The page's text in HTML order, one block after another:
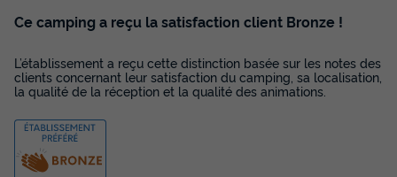
297 €
Voir les disponibilités
Ce camping a reçu la satisfaction client Bronze !
L’établissement a reçu cette distinction basée sur les notes des
clients concernant leur satisfaction du camping, sa localisation,
la qualité de la réception et la qualité des animations.